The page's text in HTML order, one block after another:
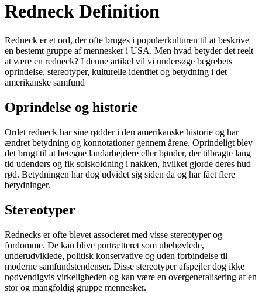
Redneck Definition
Redneck er et ord, der ofte bruges i populærkulturen til at beskrive
en bestemt gruppe af mennesker i USA. Men hvad betyder det reelt
at være en redneck? I denne artikel vil vi undersøge begrebets
oprindelse, stereotyper, kulturelle identitet og betydning i det
amerikanske samfund
Oprindelse og historie
Ordet redneck har sine rødder i den amerikanske historie og har
ændret betydning og konnotationer gennem årene. Oprindeligt blev
det brugt til at betegne landarbejdere eller bønder, der tilbragte lang
tid udendørs og fik solskoldning i nakken, hvilket gjorde deres hud
rød. Betydningen har dog udvidet sig siden da og har fået flere
betydninger.
Stereotyper
Rednecks er ofte blevet associeret med visse stereotyper og
fordomme. De kan blive portrætteret som ubehøvlede,
underudviklede, politisk konservative og uden forbindelse til
moderne samfundstendenser. Disse stereotyper afspejler dog ikke
nødvendigvis virkeligheden og kan være en overgeneralisering af en
stor og mangfoldig gruppe mennesker.